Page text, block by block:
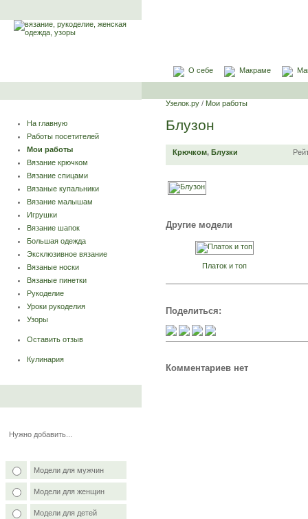
О себе Макраме
На главную
Работы посетителей
Мои работы
Вязание крючком
Вязание спицами
Вязаные купальники
Вязание малышам
Игрушки
Вязание шапок
Большая одежда
Эксклюзивное вязание
Вязаные носки
Вязаные пинетки
Рукоделие
Уроки рукоделия
Узоры
Оставить отзыв
Кулинария
Нужно добавить...
Модели для мужчин
Модели для женщин
Модели для детей
Узелок.ру / Мои работы
Блузон
Крючком, Блузки
Другие модели
Платок и топ
Поделиться:
Комментариев нет